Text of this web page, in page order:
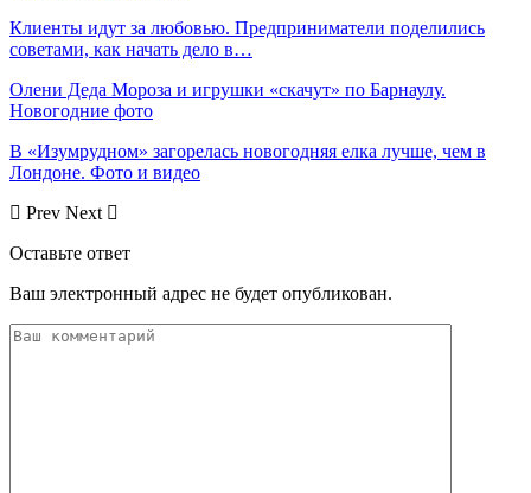
Клиенты идут за любовью. Предприниматели поделились
советами, как начать дело в…
Олени Деда Мороза и игрушки «скачут» по Барнаулу.
Новогодние фото
В «Изумрудном» загорелась новогодняя елка лучше, чем в
Лондоне. Фото и видео
Prev Next
Оставьте ответ
Ваш электронный адрес не будет опубликован.